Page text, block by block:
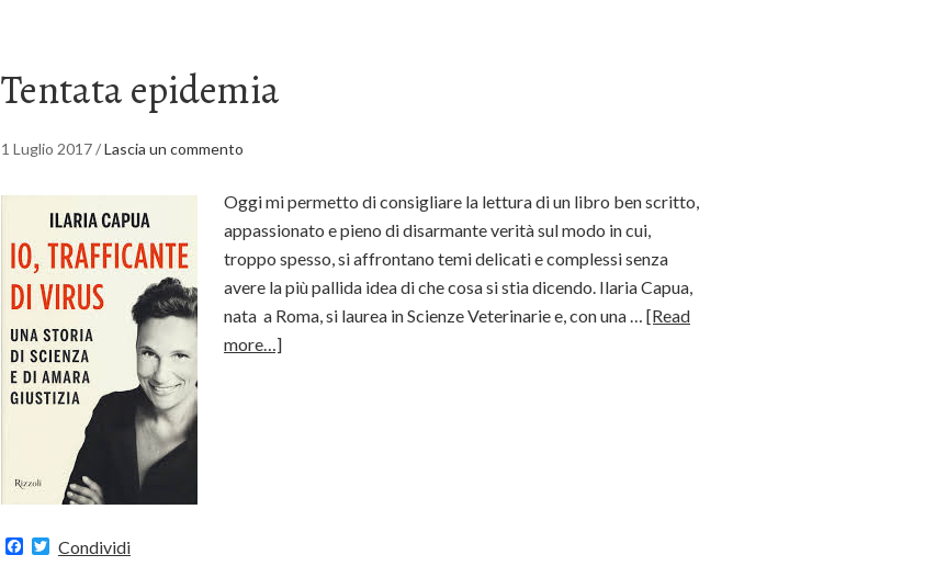
Tentata epidemia
1 Luglio 2017/Lascia un commento
Oggi mi permetto di consigliare la lettura di un libro ben scritto,
appassionato e pieno di disarmante verità sul modo in cui,
troppo spesso, si affrontano temi delicati e complessi senza
avere la più pallida idea di che cosa si stia dicendo. Ilaria Capua,
nata a Roma, si laurea in Scienze Veterinarie e, con una … [Read
more…]
Facebook
Twitter
Condividi